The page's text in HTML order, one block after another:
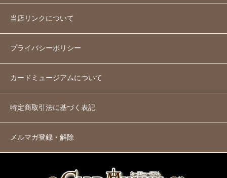
当店リンクについて
プライバシーポリシー
カードミュージアムについて
特定商取引法に基づく表記
メルマガ登録・解除